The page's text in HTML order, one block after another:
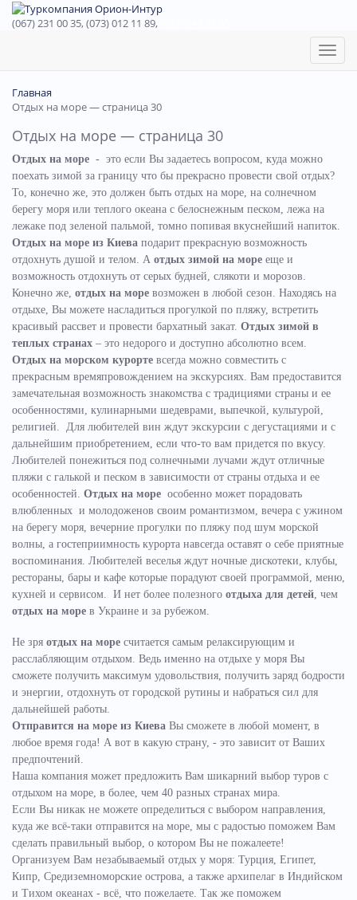
(067) 231 00 35, (073) 012 11 89,
Toggle
Главная
Отдых на море — страница 30
Отдых на море — страница 30
Отдых на море - это если Вы задаетесь вопросом, куда можно
поехать зимой за границу что бы прекрасно провести свой отдых?
То, конечно же, это должен быть отдых на море, на солнечном
берегу моря или теплого океана с белоснежным песком, лежа на
лежаке под зеленой пальмой, томно попивая вкуснейший напиток.
Отдых на море из Киева подарит прекрасную возможность
отдохнуть душой и телом. А отдых зимой на море еще и
возможность отдохнуть от серых будней, слякоти и морозов.
Конечно же, отдых на море возможен в любой сезон. Находясь на
отдыхе, Вы можете насладиться прогулкой по пляжу, встретить
красивый рассвет и провести бархатный закат. Отдых зимой в
теплых странах – это недорого и доступно абсолютно всем.
Отдых на морском курорте всегда можно совместить с
прекрасным времяпровождением на экскурсиях. Вам предоставится
замечательная возможность знакомства с традициями страны и ее
особенностями, кулинарными шедеврами, выпечкой, культурой,
религией. Для любителей вин ждут экскурсии с дегустациями и с
дальнейшим приобретением, если что-то вам придется по вкусу.
Любителей понежиться под солнечными лучами ждут отличные
пляжи с галькой и песком в зависимости от страны отдыха и ее
особенностей. Отдых на море особенно может порадовать
влюбленных и молодоженов своим романтизмом, вечера с ужином
на берегу моря, вечерние прогулки по пляжу под шум морской
волны, а гостеприимность курорта навсегда оставят о себе приятные
воспоминания. Любителей веселья ждут ночные дискотеки, клубы,
рестораны, бары и кафе которые порадуют своей программой, меню,
кухней и сервисом. И нет более полезного отдыха для детей , чем
отдых на море в Украине и за рубежом.
Не зря отдых на море считается самым релаксирующим и
расслабляющим отдыхом. Ведь именно на отдыхе у моря Вы
сможете получить максимум удовольствия, получить заряд бодрости
и энергии, отдохнуть от городской рутины и набраться сил для
дальнейшей работы.
Отправится на море из Киева Вы сможете в любой момент, в
любое время года! А вот в какую страну, - это зависит от Ваших
предпочтений.
Наша компания может предложить Вам шикарний выбор туров с
отдыхом на море, в более, чем 40 разных странах мира.
Если Вы никак не можете определиться с выбором направления,
куда же всё-таки отправится на море, мы с радостью поможем Вам
сделать правильный выбор, о котором Вы не пожалеете!
Организуем Вам незабываемый отдых у моря: Турция, Египет,
Кипр, Средиземноморские острова, а также архипелаг в Индийском
и Тихом океанах - всё, что пожелаете. Так же поможем